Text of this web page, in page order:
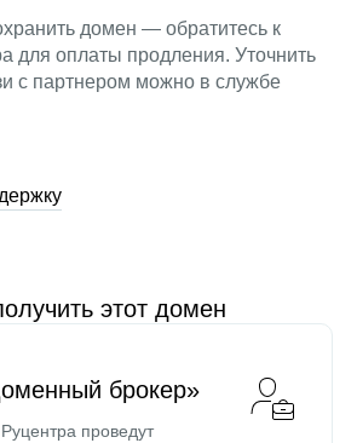
домен — обратитесь к
для оплаты продления. Уточнить
с партнером можно в службе
этот домен
брокер»
проведут